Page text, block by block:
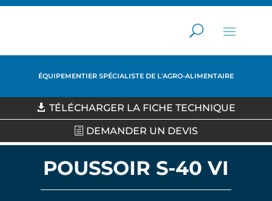
ÉQUIPEMENTIER SPÉCIALISTE DE L'AGRO-ALIMENTAIRE
TÉLÉCHARGER LA FICHE TECHNIQUE
DEMANDER UN DEVIS
POUSSOIR S-40 VI